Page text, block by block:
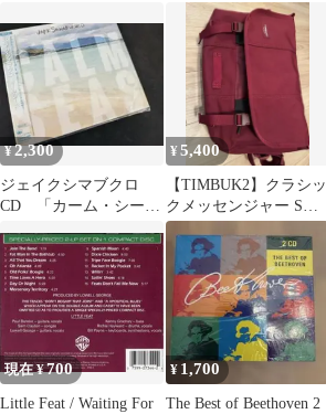
室内合奏団 CD
¥2,300
ジェイクシマブクロ
CD 「カーム・シー
¥5,400
【TIMBUK2】クラシッ
クメッセンジャー Sサ
イズ ボルドー
現在 ¥700
Little Feat / Waiting For
¥ 1,700
The Best of Beethoven 2